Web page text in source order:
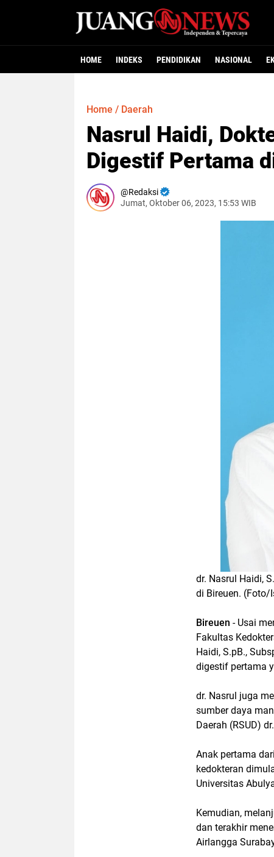
HOME INDEKS PENDIDIKAN NASIONAL
Home / Daerah
Nasrul Haidi,
Digestif Pertama
Redaksi
Jumat, Oktober 06, 2023, 15:53 WIB
dr. Nasrul Haidi,
di Bireuen. (Foto/
Bireuen - Usai
Fakultas
Haidi, S.pB.,
digestif pertama
dr. Nasrul juga
sumber daya
Daerah (RSUD)
Anak pertama
kedokteran
Universitas
Kemudian,
dan terakhir
Airlangga